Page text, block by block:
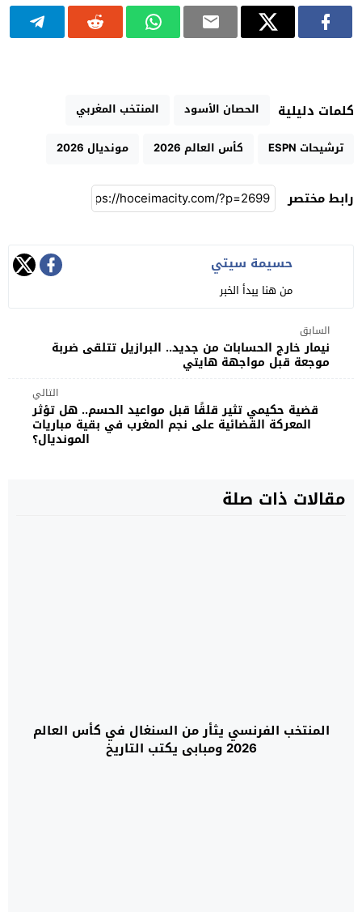
كلمات دليلية الحصان الأسود
المنتخب المغربي
ترشيحات ESPN
كأس العالم 2026 مونديال 2026
رابط مختصر
حسيمة سيتي
من هنا يبدأ الخبر
السابق
نيمار خارج الحسابات من جديد.. البرازيل تتلقى ضربة
موجعة قبل مواجهة هايتي
التالي
قضية حكيمي تثير قلقًا قبل مواعيد الحسم.. هل تؤثر
المعركة القضائية على نجم المغرب في بقية مباريات
المونديال؟
مقالات ذات صلة
المنتخب الفرنسي يثأر من السنغال في كأس العالم
2026 ومبابي يكتب التاريخ